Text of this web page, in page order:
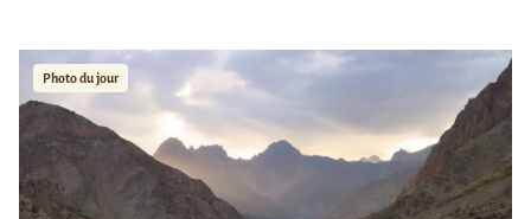
Photo du jour